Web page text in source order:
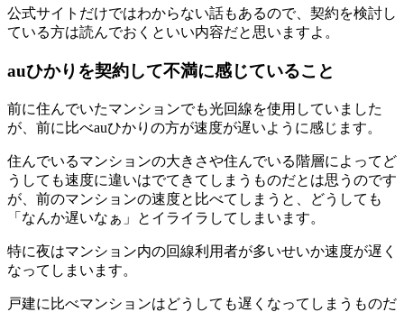
公式サイトだけではわからない話もあるので、契約を検討し
ている方は読んでおくといい内容だと思いますよ。
auひかりを契約して不満に感じていること
前に住んでいたマンションでも光回線を使用していました
が、前に比べauひかりの方が速度が遅いように感じます。
住んでいるマンションの大きさや住んでいる階層によってど
うしても速度に違いはでてきてしまうものだとは思うのです
が、前のマンションの速度と比べてしまうと、どうしても
「なんか遅いなぁ」とイライラしてしまいます。
特に夜はマンション内の回線利用者が多いせいか速度が遅く
なってしまいます。
戸建に比べマンションはどうしても遅くなってしまうものだ